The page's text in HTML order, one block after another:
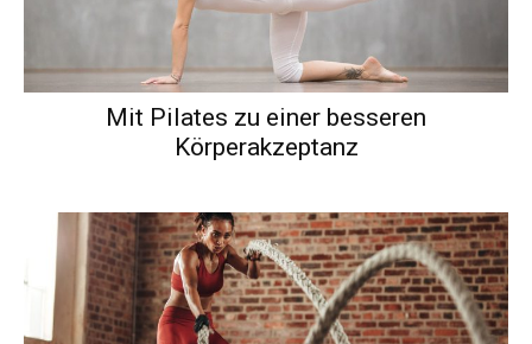
Mit Pilates zu einer besseren
Körperakzeptanz